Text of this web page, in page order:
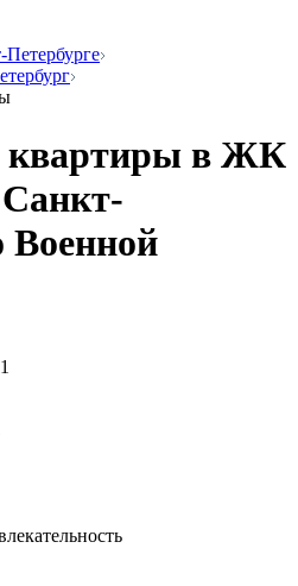
квартиры в ЖК
Военной